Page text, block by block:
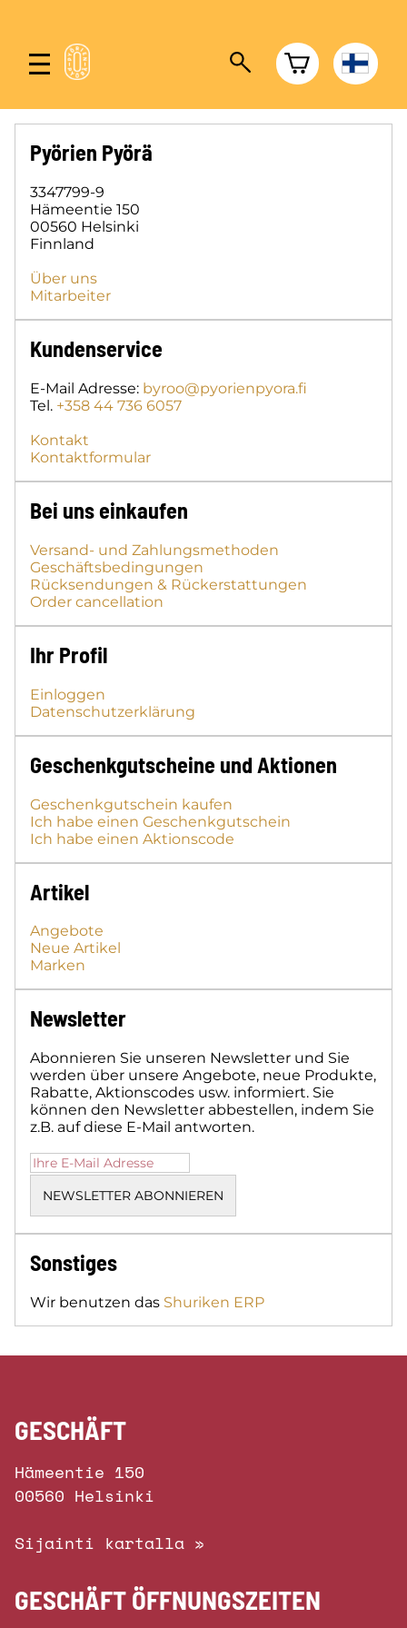
Pyörien Pyörä
3347799-9
Hämeentie 150
00560 Helsinki
Finnland
Über uns
Mitarbeiter
Kundenservice
E-Mail Adresse: byroo@pyorienpyora.fi
Tel. +358 44 736 6057
Kontakt
Kontaktformular
Bei uns einkaufen
Versand- und Zahlungsmethoden
Geschäftsbedingungen
Rücksendungen & Rückerstattungen
Order cancellation
Ihr Profil
Einloggen
Datenschutzerklärung
Geschenkgutscheine und Aktionen
Geschenkgutschein kaufen
Ich habe einen Geschenkgutschein
Ich habe einen Aktionscode
Artikel
Angebote
Neue Artikel
Marken
Newsletter
Abonnieren Sie unseren Newsletter und Sie
werden über unsere Angebote, neue Produkte,
Rabatte, Aktionscodes usw. informiert. Sie
können den Newsletter abbestellen, indem Sie
z.B. auf diese E-Mail antworten.
Sonstiges
Wir benutzen das Shuriken ERP
GESCHÄFT
Hämeentie 150
00560 Helsinki
Sijainti kartalla »
GESCHÄFT ÖFFNUNGSZEITEN